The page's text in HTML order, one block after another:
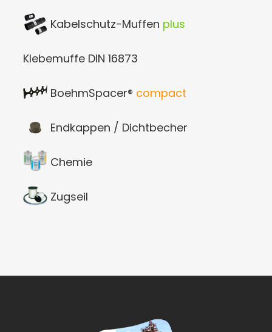
Kabelschutz-Muffen plus
Klebemuffe DIN 16873
BoehmSpacer® compact
Endkappen / Dichtbecher
Chemie
Zugseil